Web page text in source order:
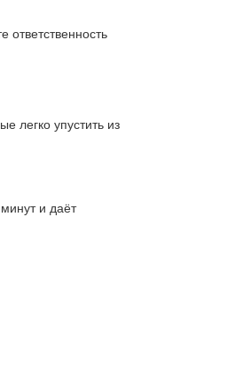
легко упустить из
и даёт